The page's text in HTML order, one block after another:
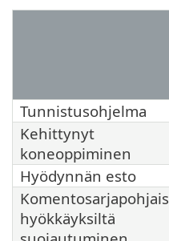
Tunnistusohjelma
Kehittynyt
koneoppiminen
Hyödynnän esto
hyökkäyksiltä